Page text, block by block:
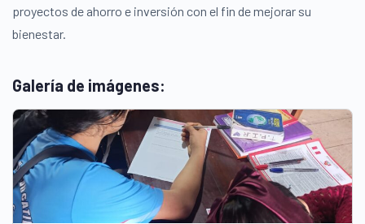
proyectos de ahorro e inversión con el fin de mejorar su
bienestar.
Galería de imágenes: